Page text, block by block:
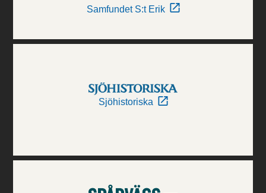
Samfundet S:t Erik
Sjöhistoriska